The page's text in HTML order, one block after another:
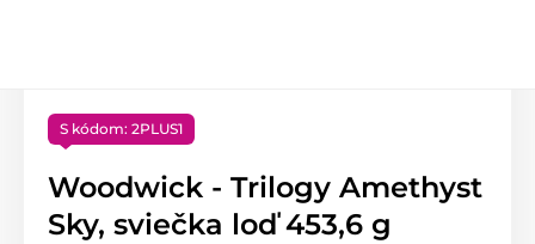
S kódom: 2PLUS1
Woodwick - Trilogy Amethyst
Sky, sviečka loď 453,6 g